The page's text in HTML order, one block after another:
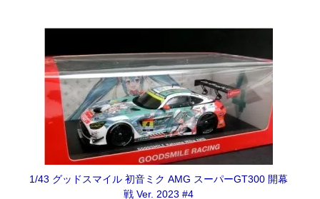
1/43 グッドスマイル 初音ミク AMG スーパーGT300 開幕
戦 Ver. 2023 #4